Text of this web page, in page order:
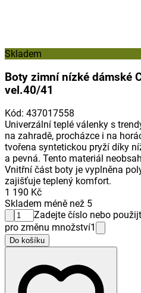
Skladem
Boty zimní nízké dámské
vel.40/41
Kód: 437017558
Univerzální teplé válenky s
na zahradě, procházce i na
tvořena syntetickou pryží díky
a pevná. Tento materiál
Vnitřní část boty je vyplněna
zajišťuje teplený komfort.
1 190 Kč
Skladem méně než 5
Zadejte číslo nebo
pro změnu množství1
Do košíku